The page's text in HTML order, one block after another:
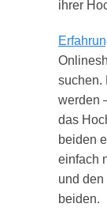
ihrer
suchen.
werden
das
beiden
einfach
und
beiden.